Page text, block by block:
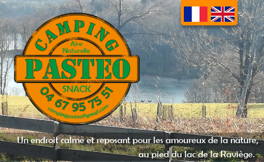
Un endroit calme et reposant pour les amoureux de la nature,
au pied du lac de la Raviège.